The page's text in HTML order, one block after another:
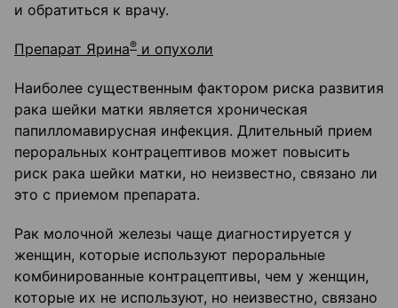
и обратиться к врачу.
Препарат Ярина® и опухоли
Наиболее существенным фактором риска развития
рака шейки матки является хроническая
папилломавирусная инфекция. Длительный прием
пероральных контрацептивов может повысить
риск рака шейки матки, но неизвестно, связано ли
это с приемом препарата.
Рак молочной железы чаще диагностируется у
женщин, которые используют пероральные
комбинированные контрацептивы, чем у женщин,
которые их не используют, но неизвестно, связано